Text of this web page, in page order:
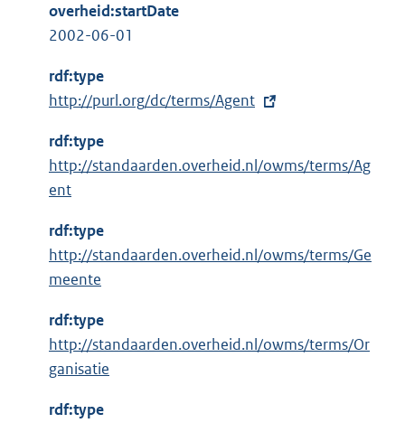
overheid:startDate
2002-06-01
rdf:type
E
t
e
r
e
n
k
:
http://purl.org/dc/terms/Agent
rdf:type
http://standaarden.overheid.nl/owms/terms/Ag
ent
rdf:type
http://standaarden.overheid.nl/owms/terms/Ge
meente
rdf:type
http://standaarden.overheid.nl/owms/terms/Or
ganisatie
rdf:type